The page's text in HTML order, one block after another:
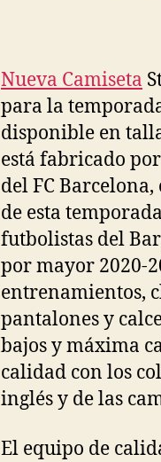
Nueva Camiseta
para la
disponible en
está fabricado
del FC
de esta
futbolistas del
por mayor 2020-
entrenamientos,
pantalones y
bajos y máxima
calidad con los
inglés y de las
El equipo de